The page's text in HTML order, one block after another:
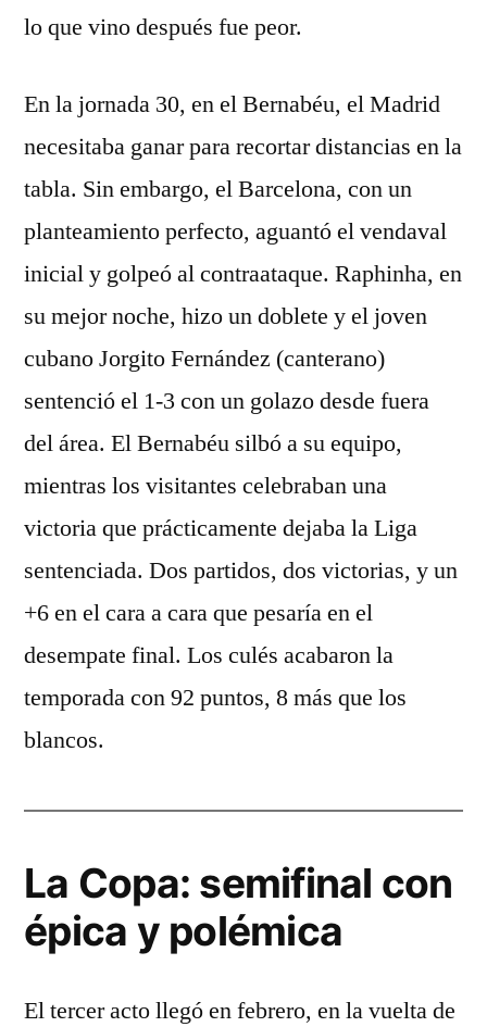
lo que vino después fue peor.
En la jornada 30, en el Bernabéu, el Madrid
necesitaba ganar para recortar distancias en la
tabla. Sin embargo, el Barcelona, con un
planteamiento perfecto, aguantó el vendaval
inicial y golpeó al contraataque. Raphinha, en
su mejor noche, hizo un doblete y el joven
cubano Jorgito Fernández (canterano)
sentenció el 1-3 con un golazo desde fuera
del área. El Bernabéu silbó a su equipo,
mientras los visitantes celebraban una
victoria que prácticamente dejaba la Liga
sentenciada. Dos partidos, dos victorias, y un
+6 en el cara a cara que pesaría en el
desempate final. Los culés acabaron la
temporada con 92 puntos, 8 más que los
blancos.
La Copa: semifinal con
épica y polémica
El tercer acto llegó en febrero, en la vuelta de